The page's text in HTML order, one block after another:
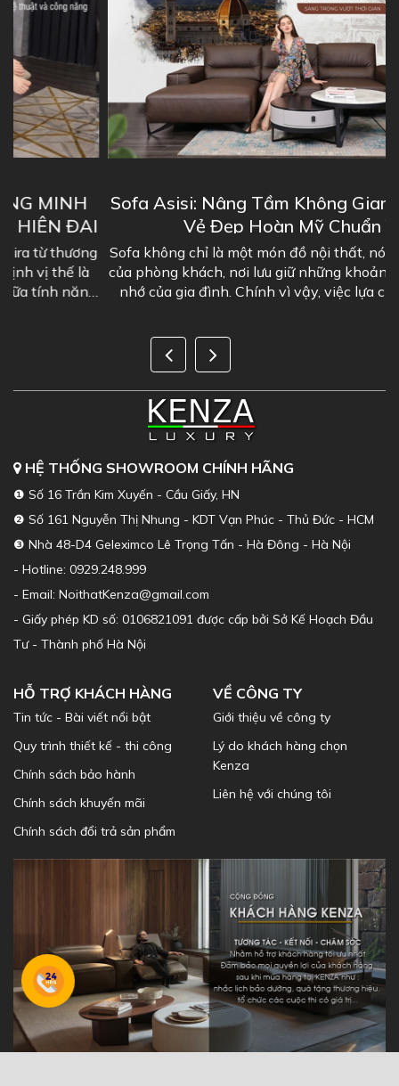
Sofa Asisi: Nâng Tầm Không Gian Sống Với
Vẻ Đẹp Hoàn Mỹ Chuẩn Ý
Sofa không chỉ là một món đồ nội thất, nó là "linh hồn"
của phòng khách, nơi lưu giữ những khoảnh khắc đáng
nhớ của gia đình. Chính vì vậy, việc lựa chọn một bộ
HỆ THỐNG SHOWROOM CHÍNH HÃNG
❶ Số 16 Trần Kim Xuyến - Cầu Giấy, HN
❷ Số 161 Nguyễn Thị Nhung - KDT Vạn Phúc - Thủ Đức - HCM
❸ Nhà 48-D4 Geleximco Lê Trọng Tấn - Hà Đông - Hà Nội
- Hotline: 0929.248.999
- Email: NoithatKenza@gmail.com
- Giấy phép KD số: 0106821091 được cấp bởi Sở Kế Hoạch Đầu
Tư - Thành phố Hà Nội
HỖ TRỢ KHÁCH HÀNG
Tin tức - Bài viết nổi bật
Quy trình thiết kế - thi công
Chính sách bảo hành
Chính sách khuyến mãi
Chính sách đổi trả sản phẩm
VỀ CÔNG TY
Giới thiệu về công ty
Lý do khách hàng chọn
Kenza
Liên hệ với chúng tôi